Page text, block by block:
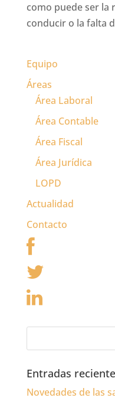
como puede ser la
conducir o la falta
Equipo
Áreas
Área Laboral
Área Contable
Área Fiscal
Área Jurídica
LOPD
Actualidad
Contacto
Entradas
Novedades de las